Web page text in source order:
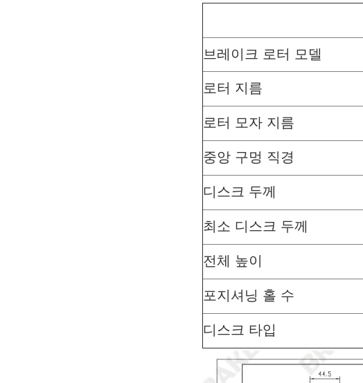
브레이크 로터 모델
로터 지름
로터 모자 지름
중앙 구멍 직경
디스크 두께
최소 디스크 두께
전체 높이
포지셔닝 홀 수
디스크 타입